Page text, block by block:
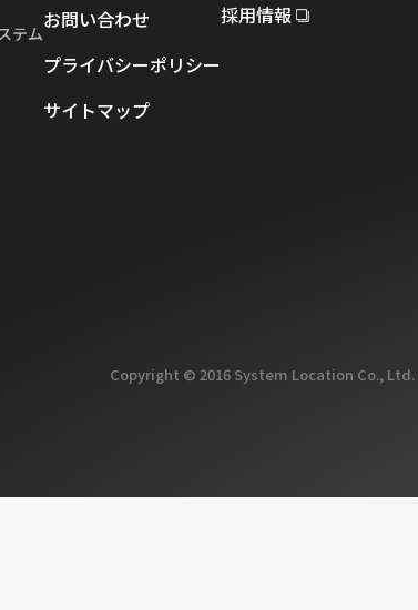
テム
お問い合わせ
プライバシーポリシー
サイトマップ
採用情報
Copyright © 2016 System Location Co.,